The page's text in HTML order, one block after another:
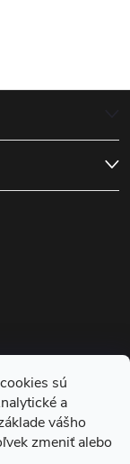
sú
a
vášho
zmeniť alebo